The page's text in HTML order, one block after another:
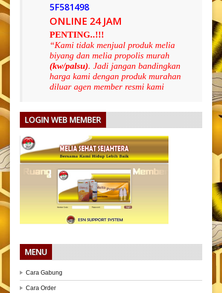
5F581498
ONLINE 24 JAM
PENTING..!!!
“Kami tidak menjual produk melia
biyang dan melia propolis murah
(kw/palsu). Jadi jangan bandingkan
harga kami dengan produk murahan
diluar agen member resmi kami
LOGIN WEB MEMBER
MENU
Cara Gabung
Cara Order